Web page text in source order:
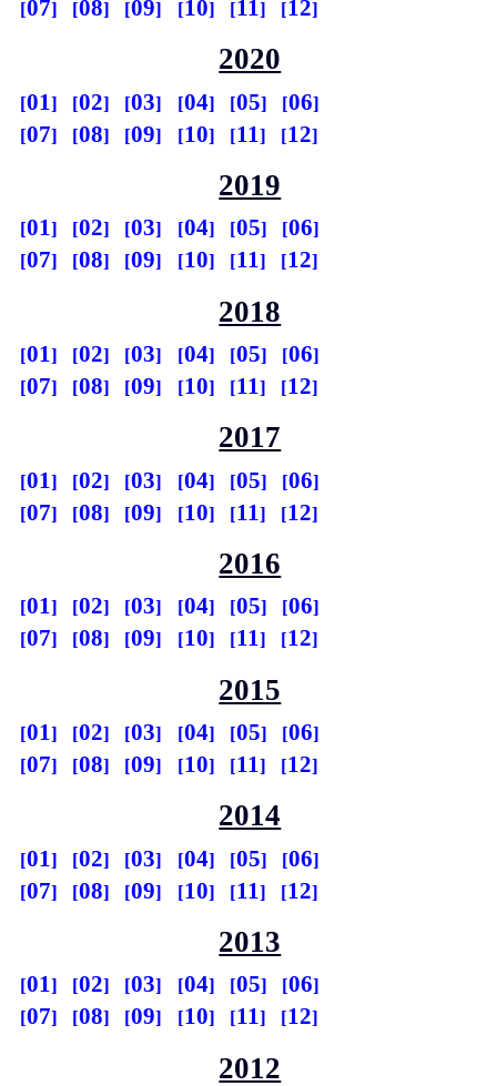
07 08 09 10 11 12
2020
01 02 03 04 05
06
07
08 09 10 11 12
2019
01 02 03 04 05
06
07
08 09 10 11 12
2018
01 02 03 04 05
06
07
08 09 10 11 12
2017
01 02 03 04 05
06
07
08 09 10 11 12
2016
01 02 03 04 05
06
07
08 09 10 11 12
2015
01 02 03 04 05
06
07
08 09 10 11 12
2014
01 02 03 04 05
06
07
08 09 10 11 12
2013
01 02 03 04 05
06
07
08 09 10 11 12
2012